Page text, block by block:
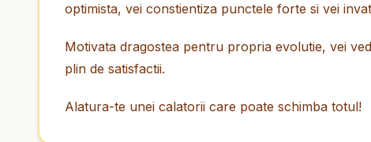
optimista, vei constientiza punctele forte si vei
Motivata dragostea pentru propria evolutie, vei
plin de satisfactii.
Alatura-te unei calatorii care poate schimba totul!